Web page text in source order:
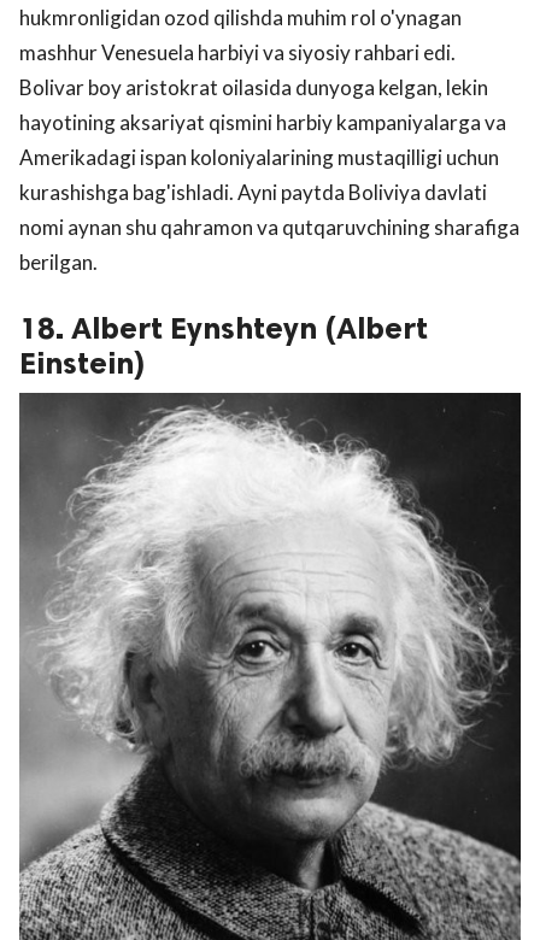
hukmronligidan ozod qilishda muhim rol o'ynagan
mashhur Venesuela harbiyi va siyosiy rahbari edi.
Bolivar boy aristokrat oilasida dunyoga kelgan, lekin
hayotining aksariyat qismini harbiy kampaniyalarga va
Amerikadagi ispan koloniyalarining mustaqilligi uchun
kurashishga bag'ishladi. Ayni paytda Boliviya davlati
nomi aynan shu qahramon va qutqaruvchining sharafiga
berilgan.
18. Albert Eynshteyn (Albert
Einstein)